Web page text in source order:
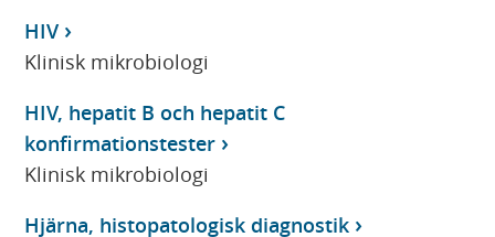
HIV
Klinisk mikrobiologi
HIV, hepatit B och hepatit C
konfirmationstester
Klinisk mikrobiologi
Hjärna, histopatologisk diagnostik